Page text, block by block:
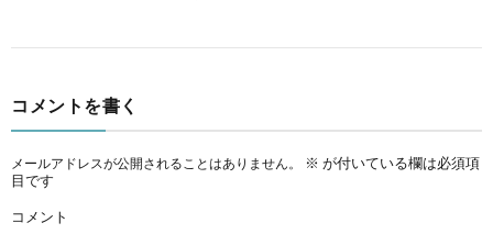
コメントを書く
メールアドレスが公開されることはありません。 ※ が付いている欄は必須項
目です
コメント